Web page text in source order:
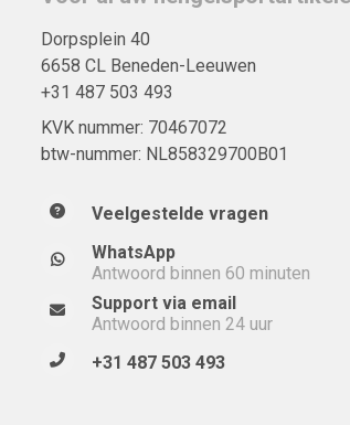
Dorpsplein 40
6658 CL Beneden-Leeuwen
+31 487 503 493
KVK nummer: 70467072
btw-nummer: NL858329700B01
Veelgestelde vragen
WhatsApp
Antwoord binnen 60 minuten
Support via email
Antwoord binnen 24 uur
+31 487 503 493